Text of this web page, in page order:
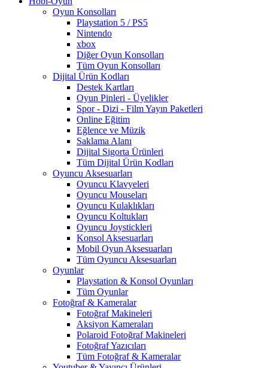
Oyun Konsolları
Playstation 5 / PS5
Nintendo
xbox
Diğer Oyun Konsolları
Tüm Oyun Konsolları
Dijital Ürün Kodları
Destek Kartları
Oyun Pinleri - Üyelikler
Spor - Dizi - Film Yayın Paketleri
Online Eğitim
Eğlence ve Müzik
Saklama Alanı
Dijital Sigorta Ürünleri
Tüm Dijital Ürün Kodları
Oyuncu Aksesuarları
Oyuncu Klavyeleri
Oyuncu Mouseları
Oyuncu Kulaklıkları
Oyuncu Koltukları
Oyuncu Joystickleri
Konsol Aksesuarları
Mobil Oyun Aksesuarları
Tüm Oyuncu Aksesuarları
Oyunlar
Playstation & Konsol Oyunları
Tüm Oyunlar
Fotoğraf & Kameralar
Fotoğraf Makineleri
Aksiyon Kameraları
Polaroid Fotoğraf Makineleri
Fotoğraf Yazıcıları
Tüm Fotoğraf & Kameralar